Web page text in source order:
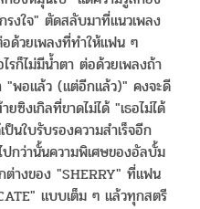
รงใจ" ตัดสลับมาที่แนวเพลง
ด้วยเพลงที่ทำให้แฟน ๆ
รก็ไม่มีน้ำตา ต่อด้วยเพลงถ้า
"พอแล้ว (แต่อีกแล้ว)" คงจะดี
ซิงเกิลที่ขาดไม่ได้ "เธอไม่ได้
นใบรับรองความสำเร็จอีก
กว่านั้นความพิเศษของอัลบั้ม
ต่างของ "SHERRY" ที่แฟน
แบบเต็ม ๆ แล้วทุกสตรี